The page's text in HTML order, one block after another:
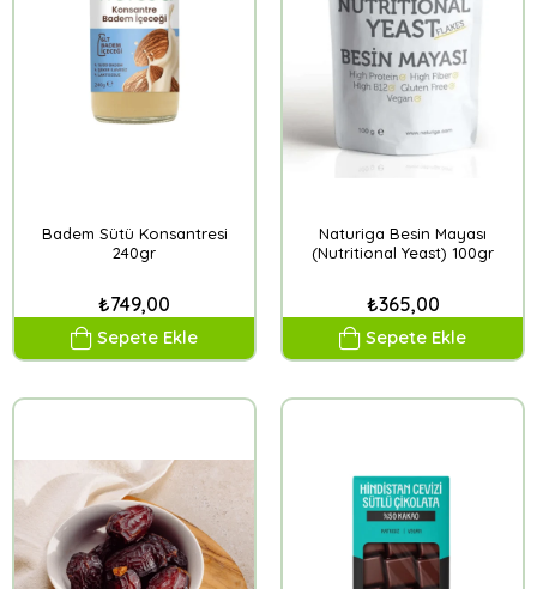
Badem Sütü Konsantresi
240gr
₺749,00
Sepete Ekle
Naturiga Besin Mayası
(Nutritional Yeast) 100gr
₺365,00
Sepete Ekle